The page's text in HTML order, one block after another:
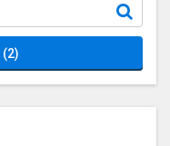
(2)